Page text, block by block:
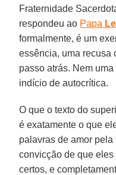
Fraternidade
respondeu ao Papa
formalmente, é um
essência, uma recusa
passo atrás. Nem
indício de autocrítica.
O que o texto do
é exatamente o que
palavras de amor pela
convicção de que
certos, e